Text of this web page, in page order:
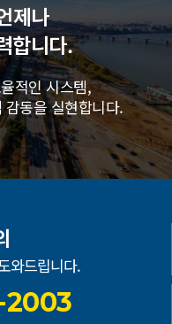
제나
합니다.
적인 시스템,
동을 실현합니다.
와드립니다.
2003